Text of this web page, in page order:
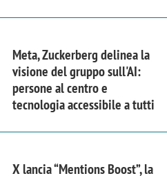
Meta, Zuckerberg delinea la
visione del gruppo sull'AI:
persone al centro e
tecnologia accessibile a tutti
X lancia “Mentions Boost”, la